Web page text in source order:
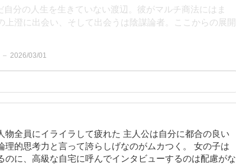
自分の人生を生きていない渡辺。彼がマルチ商法にはま
上澄に出会い、そして出会うは陰謀論者。ここからの展開
2026/03/01
物全員にイライラして疲れた 主人公は自分に都合の良い
理的思考力と言って誇らしげなのがムカつく。 女の子は
のに、高級な自宅に呼んでインタビューするのは配慮がな